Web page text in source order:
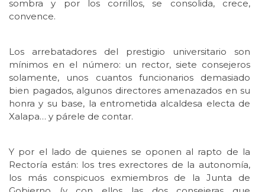
sombra y por los corrillos, se consolida, crece,
convence.
Los arrebatadores del prestigio universitario son
mínimos en el número: un rector, siete consejeros
solamente, unos cuantos funcionarios demasiado
bien pagados, algunos directores amenazados en su
honra y su base, la entrometida alcaldesa electa de
Xalapa… y párele de contar.
Y por el lado de quienes se oponen al rapto de la
Rectoría están: los tres exrectores de la autonomía,
los más conspicuos exmiembros de la Junta de